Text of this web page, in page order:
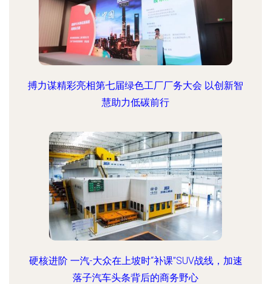
搏力谋精彩亮相第七届绿色工厂厂务大会 以创新智
慧助力低碳前行
硬核进阶 一汽-大众在上坡时“补课”SUV战线，加速
落子汽车头条背后的商务野心